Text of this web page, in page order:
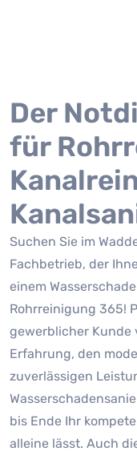
Der
für
Suchen Sie im
Fachbetrieb, der
einem
Rohrreinigung 365!
gewerblicher Kunde
Erfahrung, den
zuverlässigen
bis Ende Ihr
alleine lässt. Auch